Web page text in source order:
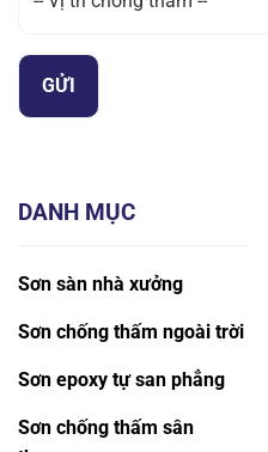
DANH MỤC
Sơn sàn nhà xưởng
Sơn chống thấm ngoài trời
Sơn epoxy tự san phẳng
Sơn chống thấm sân